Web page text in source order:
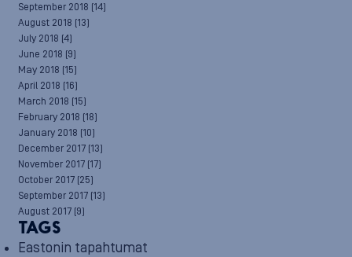
September 2018 (14)
August 2018 (13)
July 2018 (4)
June 2018 (9)
May 2018 (15)
April 2018 (16)
March 2018 (15)
February 2018 (18)
January 2018 (10)
December 2017 (13)
November 2017 (17)
October 2017 (25)
September 2017 (13)
August 2017 (9)
TAGS
Eastonin tapahtumat